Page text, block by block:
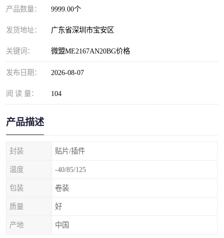
产品数量： 9999.00个
发货地址： 广东省深圳市宝安区
关键词： 微盟ME2167AN20BG价格
发布日期： 2026-08-07
阅 读 量： 104
产品描述
封装 贴片/插件
温度 -40/85/125
包装 卷装
质量 好
产地 中国